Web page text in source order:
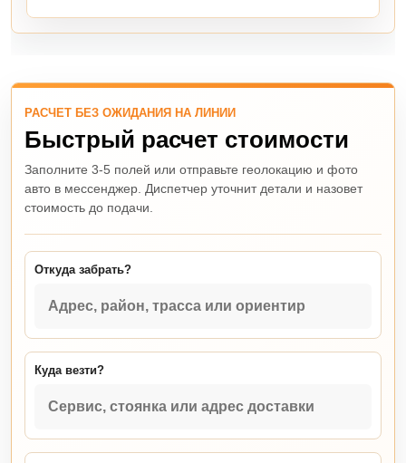
РАСЧЕТ БЕЗ ОЖИДАНИЯ НА ЛИНИИ
Быстрый расчет стоимости
Заполните 3-5 полей или отправьте геолокацию и фото
авто в мессенджер. Диспетчер уточнит детали и назовет
стоимость до подачи.
Откуда забрать?
Куда везти?